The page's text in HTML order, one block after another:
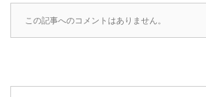
この記事へのコメントはありません。